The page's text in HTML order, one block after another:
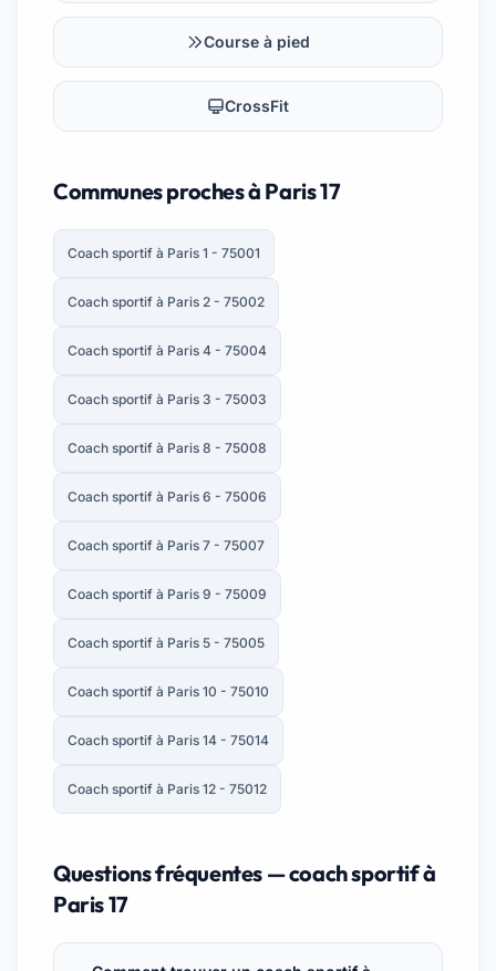
Course à pied
CrossFit
Communes proches à Paris 17
Coach sportif à Paris 1 - 75001
Coach sportif à Paris 2 - 75002
Coach sportif à Paris 4 - 75004
Coach sportif à Paris 3 - 75003
Coach sportif à Paris 8 - 75008
Coach sportif à Paris 6 - 75006
Coach sportif à Paris 7 - 75007
Coach sportif à Paris 9 - 75009
Coach sportif à Paris 5 - 75005
Coach sportif à Paris 10 - 75010
Coach sportif à Paris 14 - 75014
Coach sportif à Paris 12 - 75012
Questions fréquentes — coach sportif à
Paris 17